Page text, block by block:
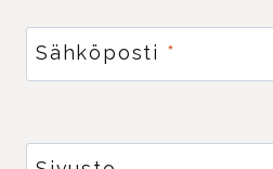
Sähköposti *